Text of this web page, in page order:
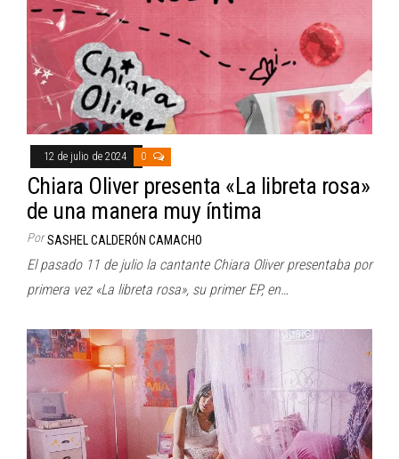
12 de julio de 2024 0
Chiara Oliver presenta «La libreta rosa»
de una manera muy íntima
Por SASHEL CALDERÓN CAMACHO
El pasado 11 de julio la cantante Chiara Oliver presentaba por
primera vez «La libreta rosa», su primer EP, en…